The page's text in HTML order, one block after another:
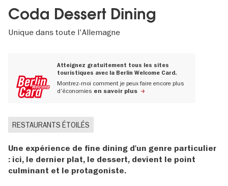
Coda Dessert Dining
Unique dans toute l'Allemagne
Atteignez gratuitement tous les sites
touristiques avec la Berlin Welcome Card.
Montrez-moi comment je peux faire encore plus
d'économies en savoir plus
RESTAURANTS ÉTOILÉS
Une expérience de fine dining d'un genre particulier
: ici, le dernier plat, le dessert, devient le point
culminant et le protagoniste.